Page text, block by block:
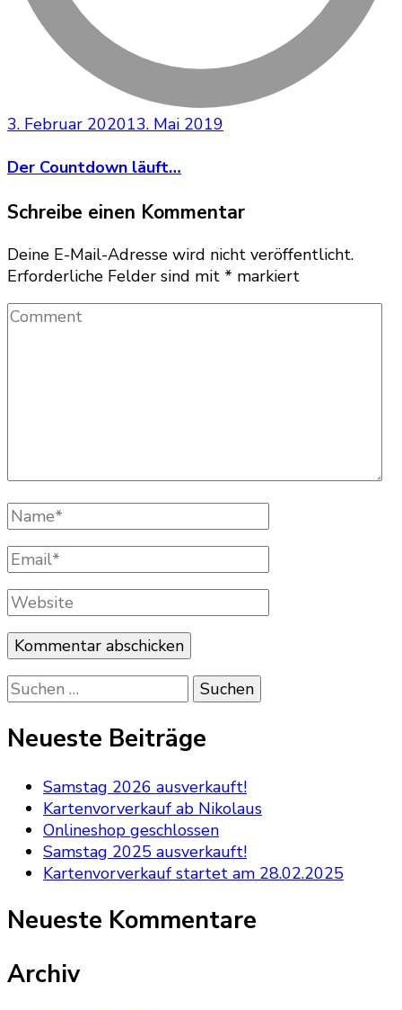
3. Februar 202013. Mai 2019
Der Countdown läuft…
Schreibe einen Kommentar
Deine E-Mail-Adresse wird nicht veröffentlicht.
Erforderliche Felder sind mit * markiert
Comment
Name*
Email*
Website
Suchen
nach:
Neueste Beiträge
Samstag 2026 ausverkauft!
Kartenvorverkauf ab Nikolaus
Onlineshop geschlossen
Samstag 2025 ausverkauft!
Kartenvorverkauf startet am 28.02.2025
Neueste Kommentare
Archiv